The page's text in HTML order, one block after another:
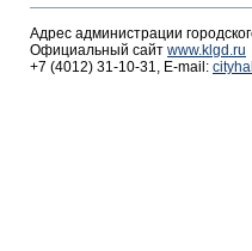
Адрес администрации
Официальный сайт www.klgd.ru
+7 (4012) 31-10-31, E-mail: